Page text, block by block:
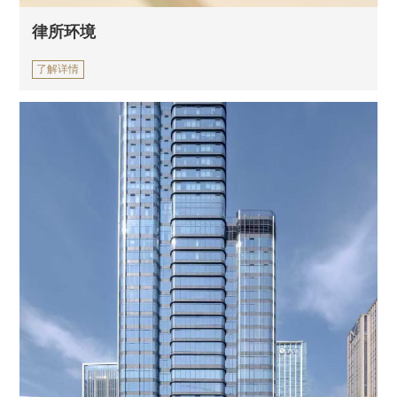
律所环境
了解详情